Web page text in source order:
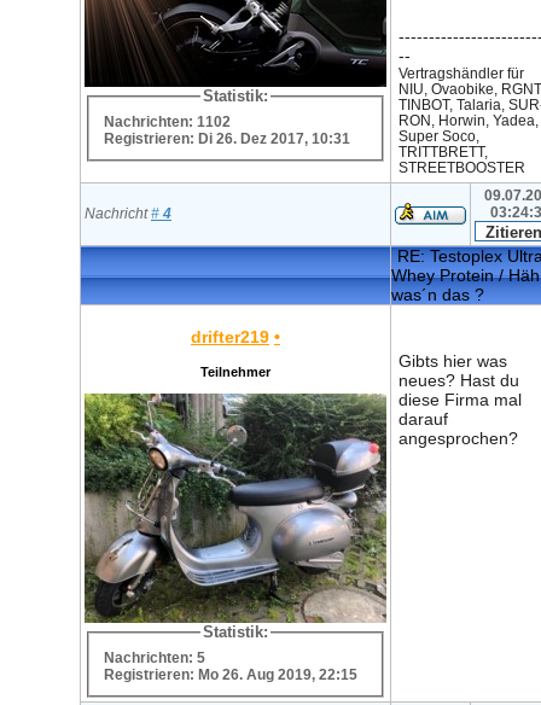
Statistik:
Nachrichten: 1102
Registrieren: Di 26. Dez 2017, 10:31
--
Vertragshändler für
NIU, Ovaobike,
TINBOT, Talaria,
RON, Horwin, Yadea,
Super Soco,
TRITTBRETT,
STREETBOOSTER
Nachricht# 4
RE: Testoplex
Whey Protein / Häh
was´n das ?
drifter219 •
Teilnehmer
Statistik:
Nachrichten: 5
Registrieren: Mo 26. Aug 2019, 22:15
Gibts hier was
neues? Hast du
diese Firma mal
darauf
angesprochen?